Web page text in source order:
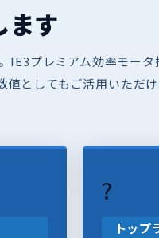
ます
IE3プレミアム効率モータ
としてもご活用いただけ
?
トップ